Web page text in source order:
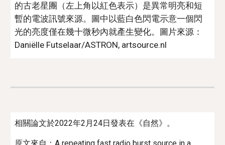
的古老星團（左上角以紅色表示）是異常明亮和短
暫的電波訊號來源。圖中以藍白色閃電示意一個閃
光的亮度僅在幾十微秒內就產生變化。 圖片來源：
Daniëlle Futselaar/ASTRON, artsource.nl
相關論文於2022年2月24日發表在《自然》。